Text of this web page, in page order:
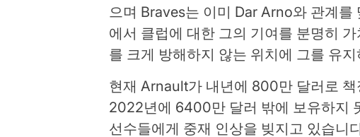
으며 Braves는 이미 Dar Arno와 관계를
에서 클럽에 대한 그의 기여를 분명히
를 크게 방해하지 않는 위치에 그를 유
현재 Arnault가 내년에 800만 달러로
2022년에 6400만 달러 밖에 보유하지
선수들에게 중재 인상을 빚지고 있습니